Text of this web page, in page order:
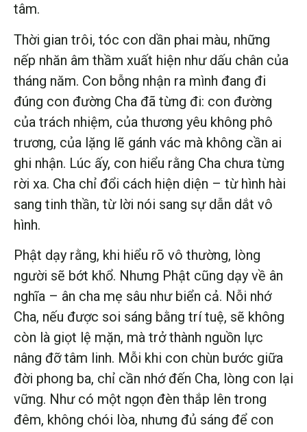
tâm.
Thời gian trôi, tóc con dần phai màu, những
nếp nhăn âm thầm xuất hiện như dấu chân của
tháng năm. Con bỗng nhận ra mình đang đi
đúng con đường Cha đã từng đi: con đường
của trách nhiệm, của thương yêu không phô
trương, của lặng lẽ gánh vác mà không cần ai
ghi nhận. Lúc ấy, con hiểu rằng Cha chưa từng
rời xa. Cha chỉ đổi cách hiện diện – từ hình hài
sang tinh thần, từ lời nói sang sự dẫn dắt vô
hình.
Phật dạy rằng, khi hiểu rõ vô thường, lòng
người sẽ bớt khổ. Nhưng Phật cũng dạy về ân
nghĩa – ân cha mẹ sâu như biển cả. Nỗi nhớ
Cha, nếu được soi sáng bằng trí tuệ, sẽ không
còn là giọt lệ mặn, mà trở thành nguồn lực
nâng đỡ tâm linh. Mỗi khi con chùn bước giữa
đời phong ba, chỉ cần nhớ đến Cha, lòng con lại
vững. Như có một ngọn đèn thắp lên trong
đêm, không chói lòa, nhưng đủ sáng để con